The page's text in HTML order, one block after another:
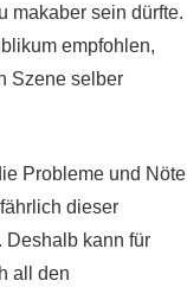
makaber sein dürfte.
empfohlen,
Szene selber
Probleme und Nöte
dieser
Deshalb kann für
all den